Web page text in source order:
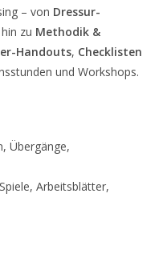
– von Dressur-
zu Methodik &
Handouts, Checklisten
und Workshops.
Übergänge,
Arbeitsblätter,